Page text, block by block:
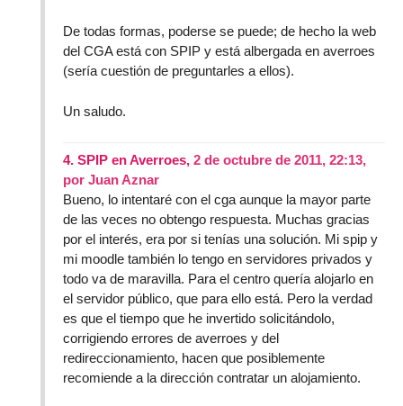
De todas formas, poderse se puede; de hecho la web
del CGA está con SPIP y está albergada en averroes
(sería cuestión de preguntarles a ellos).
Un saludo.
4. SPIP en Averroes, 2 de octubre de 2011, 22:13,
por Juan Aznar
Bueno, lo intentaré con el cga aunque la mayor parte
de las veces no obtengo respuesta. Muchas gracias
por el interés, era por si tenías una solución. Mi spip y
mi moodle también lo tengo en servidores privados y
todo va de maravilla. Para el centro quería alojarlo en
el servidor público, que para ello está. Pero la verdad
es que el tiempo que he invertido solicitándolo,
corrigiendo errores de averroes y del
redireccionamiento, hacen que posiblemente
recomiende a la dirección contratar un alojamiento.